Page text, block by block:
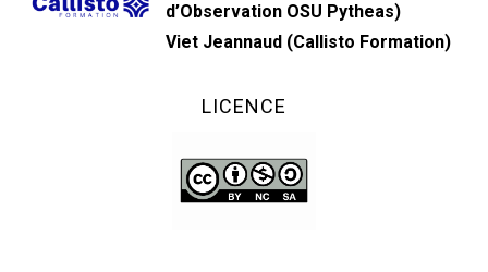
d’Observation OSU Pytheas)
Viet Jeannaud (Callisto Formation)
LICENCE